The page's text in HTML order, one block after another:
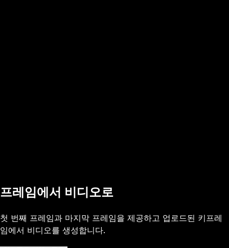
프레임에서 비디오로
첫 번째 프레임과 마지막 프레임을 제공하고 업로드된 키프레
임에서 비디오를 생성합니다.